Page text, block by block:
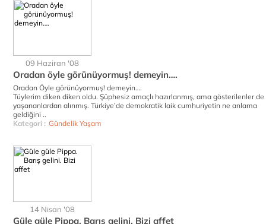
09 Haziran '08
Oradan öyle görünüyormuş! demeyin….
Oradan Öyle görünüyormuş! demeyin….
Tüylerim diken diken oldu. Şüphesiz amaçlı hazırlanmış, ama gösterilenler de
yaşananlardan alınmış. Türkiye’de demokratik laik cumhuriyetin ne anlama
geldiğini ..
Kategori : Gündelik Yaşam
14 Nisan '08
Güle güle Pippa. Barış gelini. Bizi affet